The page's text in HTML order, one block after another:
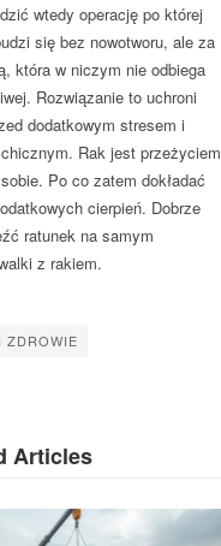
wtedy operację po której
się bez nowotworu, ale za
która w niczym nie odbiega
Rozwiązanie to uchroni
dodatkowym stresem i
Rak jest przeżyciem
Po co zatem dokładać
cierpień. Dobrze
ratunek na samym
z rakiem.
ZDROWIE
Articles